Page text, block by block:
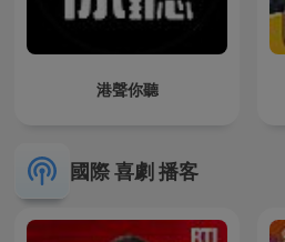
港聲你聽
國際 喜劇 播客